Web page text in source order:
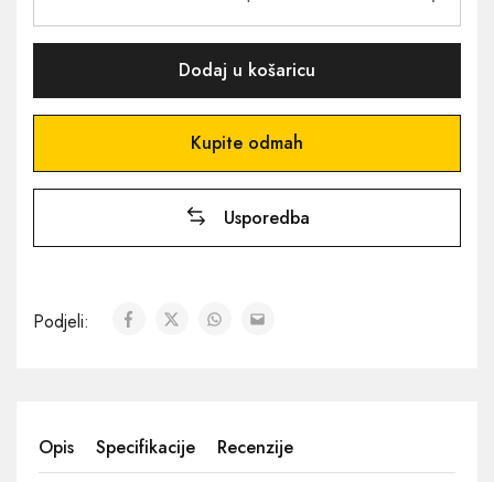
Dodaj u košaricu
Kupite odmah
Usporedba
Podjeli:
Opis Specifikacije Recenzije